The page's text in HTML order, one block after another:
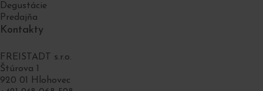
Degustácie
Predajňa
Kontakty
FREISTADT s.r.o.
Štúrova 1
920 01 Hlohovec